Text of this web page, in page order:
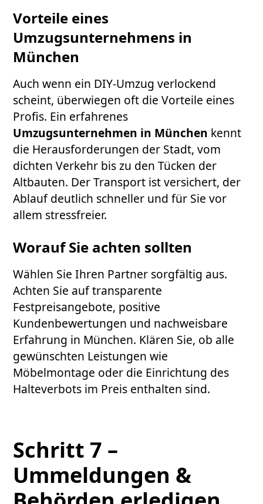
Vorteile eines
Umzugsunternehmens in
München
Auch wenn ein DIY-Umzug verlockend
scheint, überwiegen oft die Vorteile eines
Profis. Ein erfahrenes
Umzugsunternehmen in München kennt
die Herausforderungen der Stadt, vom
dichten Verkehr bis zu den Tücken der
Altbauten. Der Transport ist versichert, der
Ablauf deutlich schneller und für Sie vor
allem stressfreier.
Worauf Sie achten sollten
Wählen Sie Ihren Partner sorgfältig aus.
Achten Sie auf transparente
Festpreisangebote, positive
Kundenbewertungen und nachweisbare
Erfahrung in München. Klären Sie, ob alle
gewünschten Leistungen wie
Möbelmontage oder die Einrichtung des
Halteverbots im Preis enthalten sind.
Schritt 7 –
Ummeldungen &